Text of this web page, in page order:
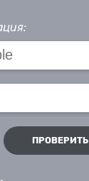
ПРОВЕРИТЬ